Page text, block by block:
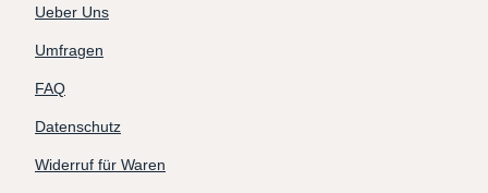
Ueber Uns
Umfragen
FAQ
Datenschutz
Widerruf für Waren